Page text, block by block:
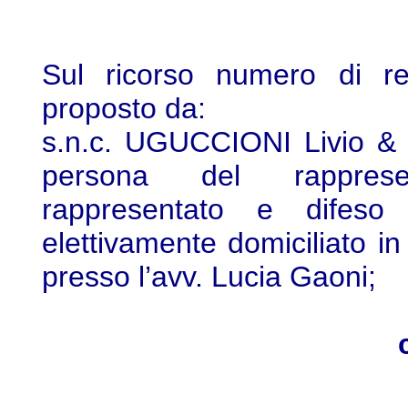
Sul ricorso numero di
proposto da:
s.n.c. UGUCCIONI Livio
persona del
rappresentato e difeso
elettivamente domiciliato
presso l’avv. Lucia Gaoni;